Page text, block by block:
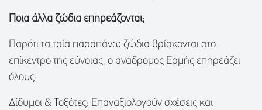
Ποια άλλα ζώδια επηρεάζονται;
Παρότι τα τρία παραπάνω ζώδια βρίσκονται στο
επίκεντρο της εύνοιας, ο ανάδρομος Ερμής επηρεάζει
όλους:
Δίδυμοι & Τοξότες: Επαναξιολογούν σχέσεις και